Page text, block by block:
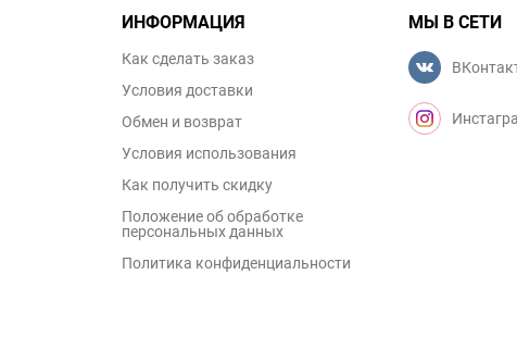
ИНФОРМАЦИЯ
Как сделать заказ
Условия доставки
Обмен и возврат
Условия использования
Как получить скидку
Положение об обработке
персональных данных
Политика конфиденциальности
МЫ В СЕТИ